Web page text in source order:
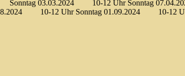
Sonntag 03.03.2024 10-12 Uhr Sonntag
10-12 Uhr Sonntag 01.09.2024 10-12